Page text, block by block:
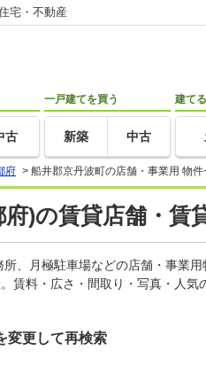
宅・不動産
古
一戸建てを買う
新築 中古
建てる
府 > 船井郡京丹波町の店舗・事業用 物件
)の賃貸店舗・賃
、月極駐車場などの店舗・事業
賃料・広さ・間取り・写真・人
変更して再検索